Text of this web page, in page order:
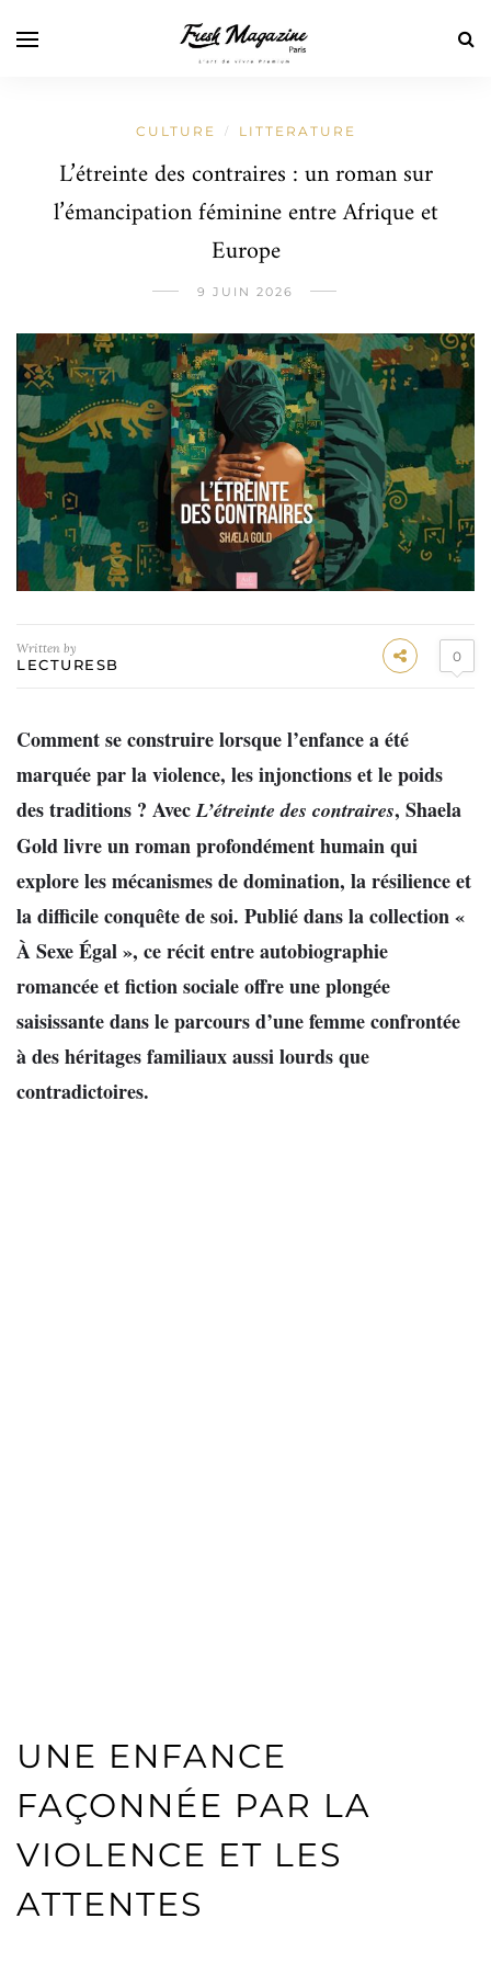
CULTURE / LITTERATURE
L’étreinte des contraires : un roman sur
l’émancipation féminine entre Afrique et
Europe
9 JUIN 2026
Written by
LECTURESB 0
Comment se construire lorsque l’enfance a été
marquée par la violence, les injonctions et le poids
des traditions ? AvecL’étreinte des contraires, Shaela
Gold livre un roman profondément humain qui
explore les mécanismes de domination, la résilience et
la difficile conquête de soi. Publié dans la collection «
À Sexe Égal », ce récit entre autobiographie
romancée et fiction sociale offre une plongée
saisissante dans le parcours d’une femme confrontée
à des héritages familiaux aussi lourds que
contradictoires.
UNE ENFANCE
FAÇONNÉE PAR LA
VIOLENCE ET LES
ATTENTES